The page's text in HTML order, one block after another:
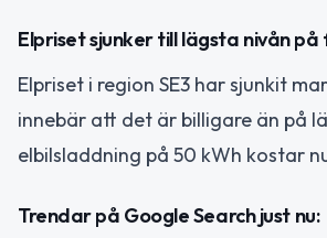
Elpriset sjunker till lägsta nivån
Elpriset i region SE3 har sjunkit
innebär att det är billigare än på
elbilsladdning på 50 kWh kostar
Trendar på Google Search just nu: